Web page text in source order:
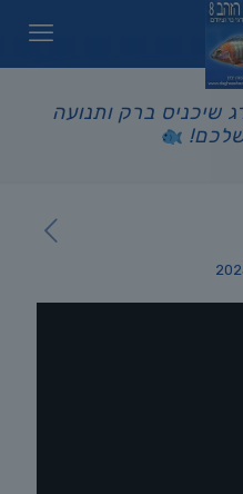
שיכניס ברק ותנועה
שלכם!